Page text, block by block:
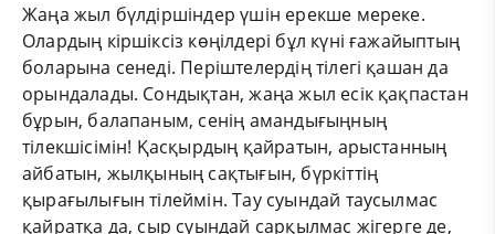
Жаңа жыл бүлдіршіндер үшін ерекше мереке.
Олардың кіршіксіз көңілдері бұл күні ғажайыптың
боларына сенеді. Періштелердің тілегі қашан да
орындалады. Сондықтан, жаңа жыл есік қақпастан
бұрын, балапаным, сенің амандығыңның
тілекшісімін! Қасқырдың қайратын, арыстанның
айбатын, жылқының сақтығын, бүркіттің
қырағылығын тілеймін. Тау суындай таусылмас
қайратқа да, сыр суындай сарқылмас жігерге де,